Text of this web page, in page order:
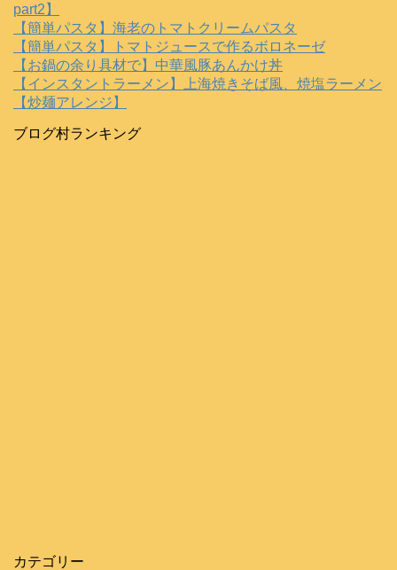
part2】
【簡単パスタ】海老のトマトクリームパスタ
【簡単パスタ】トマトジュースで作るボロネーゼ
【お鍋の余り具材で】中華風豚あんかけ丼
【インスタントラーメン】上海焼きそば風、焼塩ラーメン
【炒麺アレンジ】
ブログ村ランキング
カテゴリー